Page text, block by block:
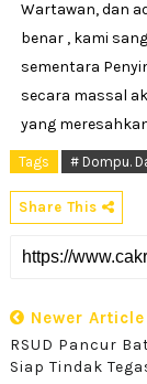
Wartawan, dan
benar , kami
sementara
secara massal
yang
Tags # Dompu.
Share This
Newer Article
RSUD Pancur
Siap Tindak